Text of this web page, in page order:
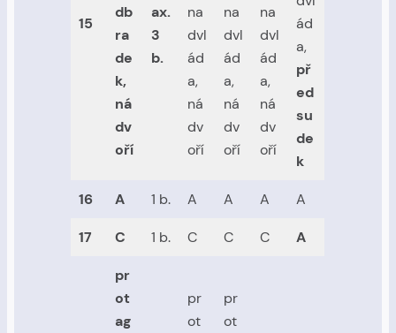
15
db
ra
de
k,
ná
dv
oří
ax.
3
b.
na
dvl
ád
a,
ná
dv
oří
na
dvl
ád
a,
ná
dv
oří
na
dvl
ád
a,
ná
dv
oří
ád
a,
př
ed
su
de
k
16 A 1 b. A A A A
17 C 1 b. C C C A
pr
ot
ag
pr
ot
pr
ot